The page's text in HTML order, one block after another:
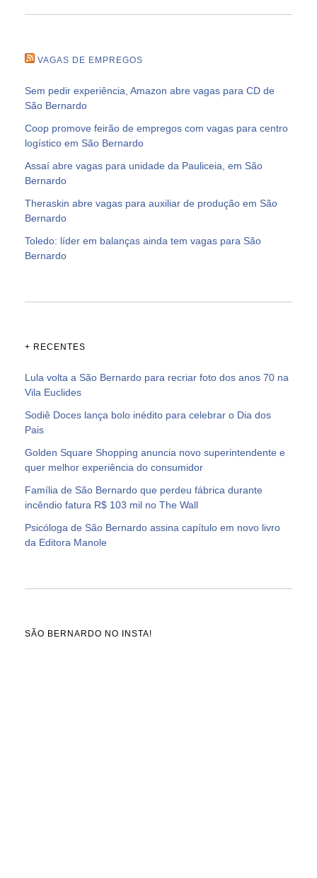
VAGAS DE EMPREGOS
Sem pedir experiência, Amazon abre vagas para CD de
São Bernardo
Coop promove feirão de empregos com vagas para centro
logístico em São Bernardo
Assaí abre vagas para unidade da Pauliceia, em São
Bernardo
Theraskin abre vagas para auxiliar de produção em São
Bernardo
Toledo: líder em balanças ainda tem vagas para São
Bernardo
+ RECENTES
Lula volta a São Bernardo para recriar foto dos anos 70 na
Vila Euclides
Sodiê Doces lança bolo inédito para celebrar o Dia dos
Pais
Golden Square Shopping anuncia novo superintendente e
quer melhor experiência do consumidor
Família de São Bernardo que perdeu fábrica durante
incêndio fatura R$ 103 mil no The Wall
Psicóloga de São Bernardo assina capítulo em novo livro
da Editora Manole
SÃO BERNARDO NO INSTA!